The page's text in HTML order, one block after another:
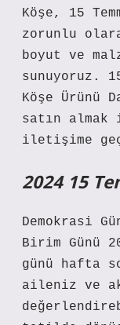
Köşe, 15
zorunlu
boyut ve
sunuyoruz.
Köşe Ürünü
satın
iletişime
2024 15
Demokrasi
Birim Günü
günü hafta
aileniz ve